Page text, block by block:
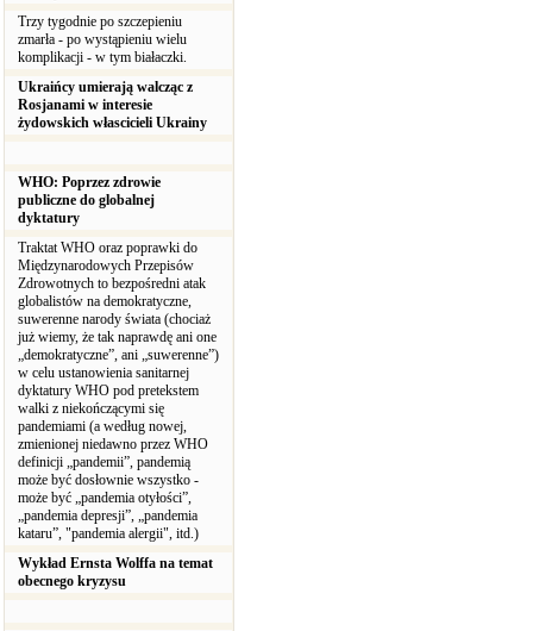
Trzy tygodnie po szczepieniu
zmarła - po wystąpieniu wielu
komplikacji - w tym białaczki.
Ukraińcy umierają walcząc z
Rosjanami w interesie
żydowskich włascicieli Ukrainy
WHO: Poprzez zdrowie
publiczne do globalnej
dyktatury
Traktat WHO oraz poprawki do
Międzynarodowych Przepisów
Zdrowotnych to bezpośredni atak
globalistów na demokratyczne,
suwerenne narody świata (chociaż
już wiemy, że tak naprawdę ani one
„demokratyczne”, ani „suwerenne”)
w celu ustanowienia sanitarnej
dyktatury WHO pod pretekstem
walki z niekończącymi się
pandemiami (a według nowej,
zmienionej niedawno przez WHO
definicji „pandemii”, pandemią
może być dosłownie wszystko -
może być „pandemia otyłości”,
„pandemia depresji”, „pandemia
kataru”, "pandemia alergii", itd.)
Wykład Ernsta Wolffa na temat
obecnego kryzysu